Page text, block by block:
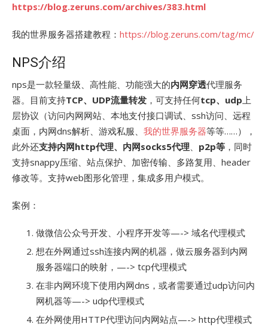
https://blog.zeruns.com/archives/383.html
我的世界服务器搭建教程： https://blog.zeruns.com/tag/mc/
NPS介绍
nps是一款轻量级、高性能、功能强大的内网穿透代理服务
器。目前支持TCP、UDP流量转发 ，可支持任何tcp、udp上
层协议（访问内网网站、本地支付接口调试、ssh访问、远程
桌面，内网dns解析、游戏私服、 我的世界服务器等等……），
此外还支持内网http代理、内网socks5代理、 p2p等 ，同时
支持snappy压缩、站点保护、加密传输、多路复用、header
修改等。支持web图形化管理，集成多用户模式。
案例：
做微信公众号开发、小程序开发等—-> 域名代理模式
想在外网通过ssh连接内网的机器，做云服务器到内网
服务器端口的映射，—-> tcp代理模式
在非内网环境下使用内网dns，或者需要通过udp访问内
网机器等—-> udp代理模式
在外网使用HTTP代理访问内网站点—-> http代理模式